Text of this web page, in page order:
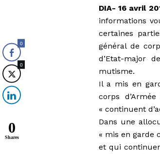
DIA- 16 avril
informations
certaines
général de
d’Etat-major
mutisme.
Il a mis en
corps
« continuent
Dans une
« mis en garde
et qui
0
0
0
Shares